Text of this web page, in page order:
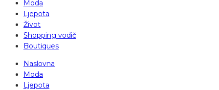
Moda
Ljepota
Život
Shopping vodič
Boutiques
Naslovna
Moda
Ljepota